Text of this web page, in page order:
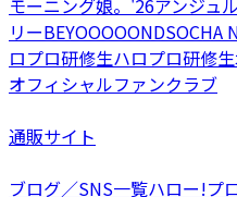
モーニング娘。'26アンジュ
リーBEYOOOOONDSOCHA
ロプロ研修生ハロプロ研修
オフィシャルファンクラブ
通販サイト
ブログ／SNS一覧ハロー!プ